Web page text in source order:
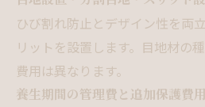
ひび割れ防止とデザイン性を両
リットを設置します。目地材の
費用は異なります。
養生期間の管理費と追加保護費用